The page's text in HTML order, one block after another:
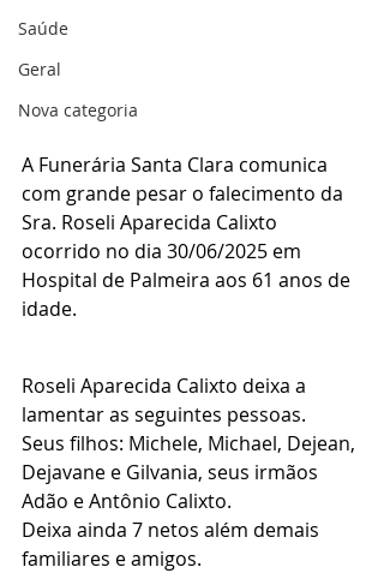
Saúde
Geral
Nova categoria
A Funerária Santa Clara comunica
com grande pesar o falecimento da
Sra. Roseli Aparecida Calixto
ocorrido no dia 30/06/2025 em
Hospital de Palmeira aos 61 anos de
idade.
Roseli Aparecida Calixto deixa a
lamentar as seguintes pessoas.
Seus filhos: Michele, Michael, Dejean,
Dejavane e Gilvania, seus irmãos
Adão e Antônio Calixto.
Deixa ainda 7 netos além demais
familiares e amigos.